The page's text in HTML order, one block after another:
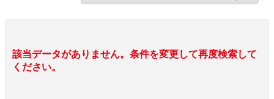
該当データがありません。条件を変更して再度検索して
ください。